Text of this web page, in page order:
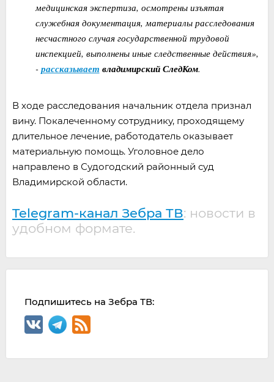
медицинская экспертиза, осмотрены изъятая
служебная документация, материалы расследования
несчастного случая государственной трудовой
инспекцией, выполнены иные следственные действия»,
- рассказывает владимирский СледКом.
В ходе расследования начальник отдела признал
вину. Покалеченному сотруднику, проходящему
длительное лечение, работодатель оказывает
материальную помощь. Уголовное дело
направлено в Судогодский районный суд
Владимирской области.
Telegram-канал Зебра ТВ: новости в
удобном формате.
Подпишитесь на Зебра ТВ: